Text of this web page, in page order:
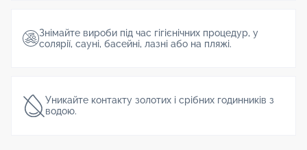
Знімайте вироби під час гігієнічних процедур, у
солярії, сауні, басейні, лазні або на пляжі.
Уникайте контакту золотих і срібних годинників з
водою.